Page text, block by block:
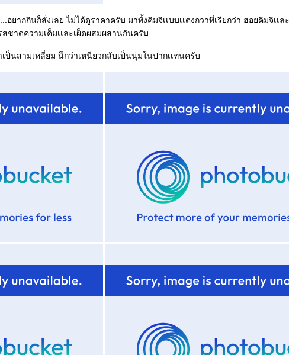
ยากกินก็สั่งเลย ไม่ได้ดูราคาครับ มาทั้งคิมจิเเบบเเตงกวาที่เรียกว่า ฮอยคิมจิเเ
ชาดความเค็มเเละเผ็ดผสมผสานกันครับ
ป็นสามเหลี่ยม นึกว่าเหนียวกลับเป็นนุ่มในปากเเทนครับ